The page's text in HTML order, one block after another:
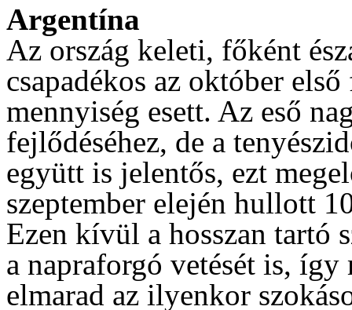
Argentína
Az ország keleti, főként
csapadékos az október
mennyiség esett. Az eső
fejlődéséhez, de a
együtt is jelentős, ezt
szeptember elején hullott
Ezen kívül a hosszan tartó
a napraforgó vetését is,
elmarad az ilyenkor